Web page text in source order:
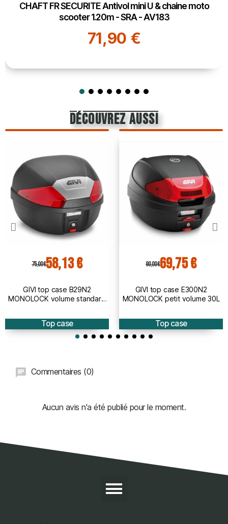
CHAFT FR SECURITE Antivol mini U & chaine moto
scooter 1.20m - SRA - AV183
71,90 €
découvrez aussi
75,00 €58,13 €
GIVI top case B29N2
MONOLOCK volume standard
Top case
90,00 €69,75 €
GIVI top case E300N2
MONOLOCK petit volume 30L
Top case
Commentaires (0)
Aucun avis n'a été publié pour le moment.